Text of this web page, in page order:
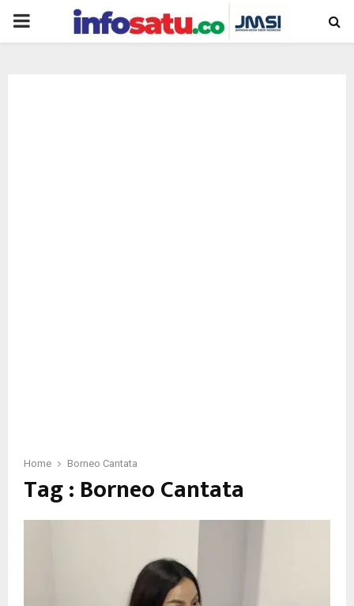
PRIMARY
Home Borneo Cantata
Tag : Borneo Cantata